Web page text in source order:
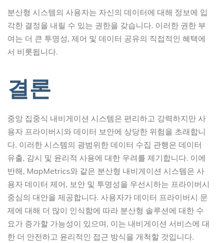
분산형 시스템의 사용자는 자신의 데이터에 대해 정보에 입
각한 결정을 내릴 수 있는 권한을 갖습니다. 이러한 권한 부
여는 더 큰 투명성, 제어 및 데이터 공유의 직접적인 혜택에
서 비롯됩니다.
결론
중앙 집중식 내비게이션 시스템은 편리하고 강력하지만 사
용자 프라이버시와 데이터 보안에 상당한 위험을 초래합니
다. 이러한 시스템의 광범위한 데이터 수집 관행은 데이터
유출, 감시 및 윤리적 사용에 대한 우려를 제기합니다. 이에
반해, MapMetrics와 같은 분산형 내비게이션 시스템은 사
용자 데이터 제어, 보안 및 투명성을 우선시하는 프라이버시
중심의 대안을 제공합니다. 사용자가 데이터 프라이버시 문
제에 대해 더 많이 인식함에 따라 분산형 솔루션에 대한 수
요가 증가할 가능성이 있으며, 이는 내비게이션 서비스에 대
한 더 안전하고 윤리적인 접근 방식을 개척할 것입니다.